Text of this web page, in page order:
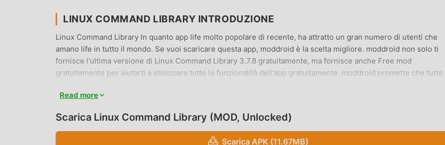
LINUX COMMAND LIBRARY INTRODUZIONE
Linux Command Library In quanto app life molto popolare di recente, ha attratto un gran numero di utenti che
amano life in tutto il mondo. Se vuoi scaricare questa app, moddroid è la scelta migliore. moddroid non solo ti
fornisce l'ultima versione di Linux Command Library 3.7.8 gratuitamente, ma fornisce anche Free mod
gratuitamente per aiutarti a sbloccare tutte le funzionalità dell'app gratuitamente. moddroid promette che tutte
disponibili e gratuite da installare. Basta scaricare il client moddroid, puoi scaricare e installare Linux Command
FUNZIONALITÀ CONVENIENTI
Read more
Scarica Linux Command Library (MOD, Unlocked)
Scarica APK (11.67MB)